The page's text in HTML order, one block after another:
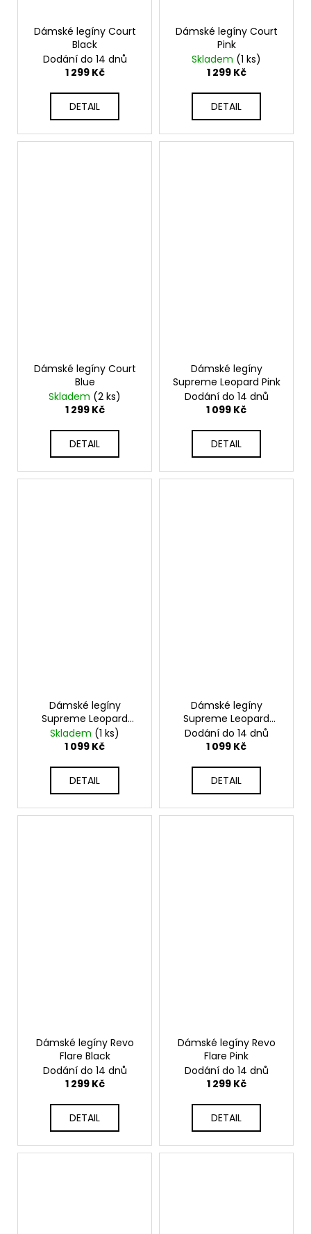
Dámské legíny Court
Black
Dodání do 14 dnů
1 299 Kč
DETAIL
Dámské legíny Court
Pink
Skladem (1 ks)
1 299 Kč
DETAIL
Dámské legíny Court
Blue
Skladem (2 ks)
1 299 Kč
DETAIL
Dámské legíny
Supreme Leopard Pink
Dodání do 14 dnů
1 099 Kč
DETAIL
Dámské legíny
Supreme Leopard
Black
Skladem (1 ks)
1 099 Kč
DETAIL
Dámské legíny
Supreme Leopard
Beige
Dodání do 14 dnů
1 099 Kč
DETAIL
Dámské legíny Revo
Flare Black
Dodání do 14 dnů
1 299 Kč
DETAIL
Dámské legíny Revo
Flare Pink
Dodání do 14 dnů
1 299 Kč
DETAIL